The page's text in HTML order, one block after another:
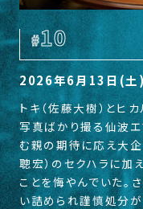
#10
2026年6月13日(土
トキ（佐藤大樹）とヒ
写真ばかり撮る仙波エ
む親の期待に応え大
聰宏）のセクハラに加
ことを悔やんでいた。
い詰められ謹慎処分が